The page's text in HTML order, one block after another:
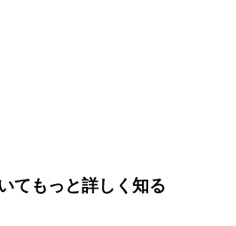
てもっと詳しく知る